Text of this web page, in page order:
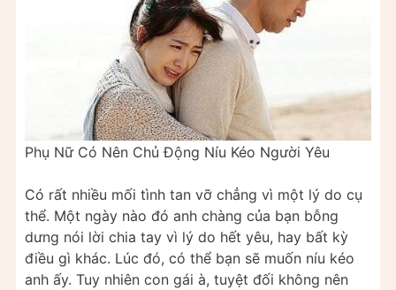
Phụ Nữ Có Nên Chủ Động Níu Kéo Người Yêu
Có rất nhiều mối tình tan vỡ chẳng vì một lý do cụ
thể. Một ngày nào đó anh chàng của bạn bỗng
dưng nói lời chia tay vì lý do hết yêu, hay bất kỳ
điều gì khác. Lúc đó, có thể bạn sẽ muốn níu kéo
anh ấy. Tuy nhiên con gái à, tuyệt đối không nên